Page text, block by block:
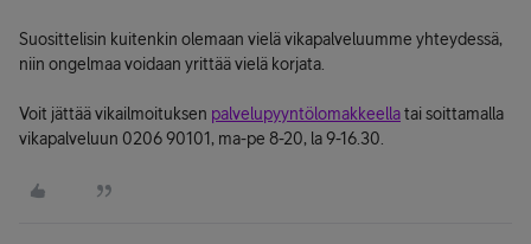
Suosittelisin kuitenkin olemaan vielä vikapalveluumme yhteydessä,
niin ongelmaa voidaan yrittää vielä korjata.
Voit jättää vikailmoituksen palvelupyyntölomakkeellatai soittamalla
vikapalveluun 0206 90101, ma-pe 8-20, la 9-16.30.